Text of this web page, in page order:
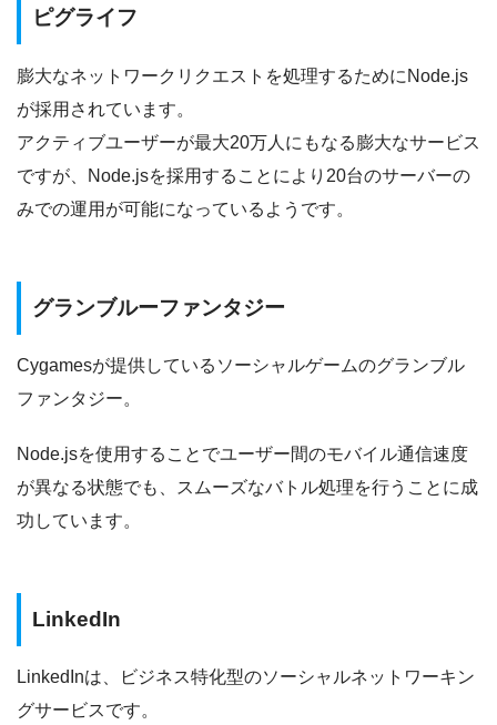
ピグライフ
膨大なネットワークリクエストを処理するためにNode.js
が採用されています。
アクティブユーザーが最大20万人にもなる膨大なサービス
ですが、Node.jsを採用することにより20台のサーバーの
みでの運用が可能になっているようです。
グランブルーファンタジー
Cygamesが提供しているソーシャルゲームのグランブル
ファンタジー。
Node.jsを使用することでユーザー間のモバイル通信速度
が異なる状態でも、スムーズなバトル処理を行うことに成
功しています。
LinkedIn
LinkedInは、ビジネス特化型のソーシャルネットワーキン
グサービスです。